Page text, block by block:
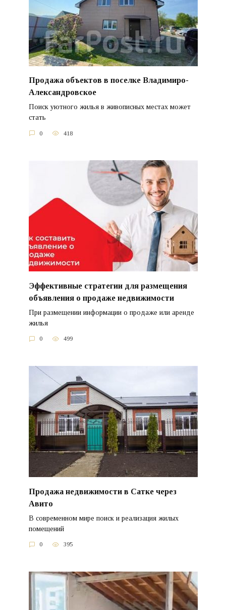
Продажа объектов в поселке Владимиро-
Александровское
Поиск уютного жилья в живописных местах может
стать
0 418
Эффективные стратегии для размещения
объявления о продаже недвижимости
При размещении информации о продаже или аренде
жилья
0 499
Продажа недвижимости в Сатке через
Авито
В современном мире поиск и реализация жилых
помещений
0 395